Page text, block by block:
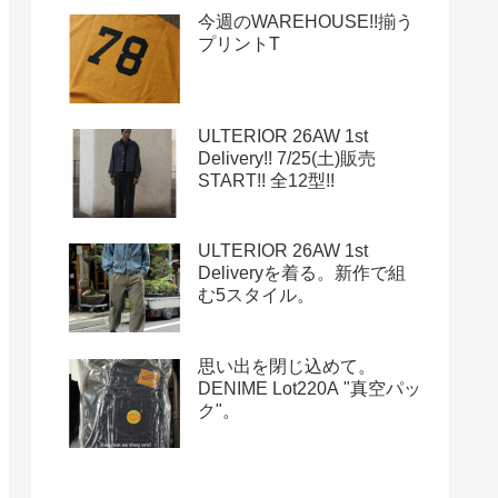
今週のWAREHOUSE!!揃う
プリントT
ULTERIOR 26AW 1st
Delivery!! 7/25(土)販売
START!! 全12型!!
ULTERIOR 26AW 1st
Deliveryを着る。新作で組
む5スタイル。
思い出を閉じ込めて。
DENIME Lot220A "真空パッ
ク"。